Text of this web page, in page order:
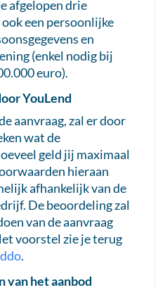
afgelopen drie
een persoonlijke
en
(enkel nodig bij
euro).
YouLend
aanvraag, zal er door
wat de
geld jij maximaal
hieraan
afhankelijk van de
De beoordeling zal
van de aanvraag
voorstel zie je terug
.
van het aanbod